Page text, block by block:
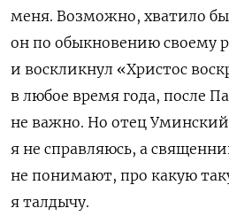
меня. Возможно, хватило
он по обыкновению своему
и воскликнул «Христос
в любое время года, после
не важно. Но отец Уминский
я не справляюсь, а
не понимают, про какую
я талдычу.